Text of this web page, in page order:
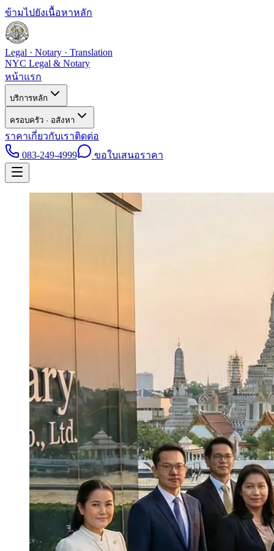
ข้ามไปยังเนื้อหาหลัก
Legal · Notary · Translation
NYC Legal & Notary
หน้าแรก
บริการหลัก
ครอบครัว · อสังหา
ราคาเกี่ยวกับเราติดต่อ
083-249-4999
ขอใบเสนอราคา